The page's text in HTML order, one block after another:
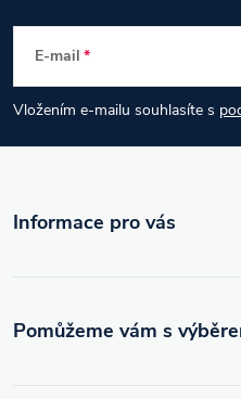
p
a
t
E-mail
Vložením e-mailu souhlasíte s
Informace pro vás
Pomůžeme vám s